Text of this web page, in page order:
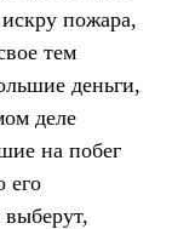
пожара,
тем
деньги,
деле
на побег
его